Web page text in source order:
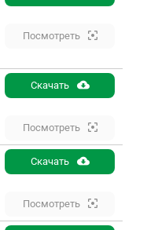
Посмотреть
Скачать
Посмотреть
Скачать
Посмотреть